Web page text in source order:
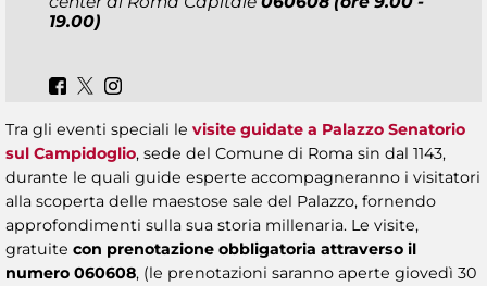
19.00)
Tra gli eventi speciali le visite guidate a Palazzo Senatorio
sul Campidoglio, sede del Comune di Roma sin dal 1143,
durante le quali guide esperte accompagneranno i visitatori
alla scoperta delle maestose sale del Palazzo, fornendo
approfondimenti sulla sua storia millenaria. Le visite,
gratuite con prenotazione obbligatoria attraverso il
numero 060608, (le prenotazioni saranno aperte giovedì 30